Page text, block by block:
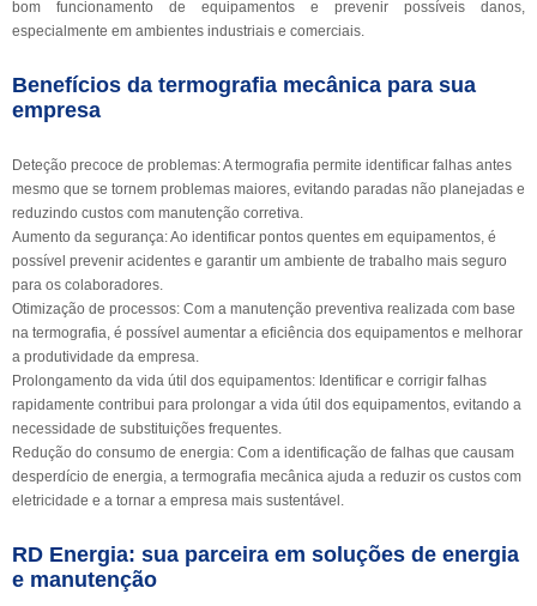
bom funcionamento de equipamentos e prevenir possíveis danos,
especialmente em ambientes industriais e comerciais.
Benefícios da termografia mecânica para sua
empresa
Deteção precoce de problemas: A termografia permite identificar falhas antes
mesmo que se tornem problemas maiores, evitando paradas não planejadas e
reduzindo custos com manutenção corretiva.
Aumento da segurança: Ao identificar pontos quentes em equipamentos, é
possível prevenir acidentes e garantir um ambiente de trabalho mais seguro
para os colaboradores.
Otimização de processos: Com a manutenção preventiva realizada com base
na termografia, é possível aumentar a eficiência dos equipamentos e melhorar
a produtividade da empresa.
Prolongamento da vida útil dos equipamentos: Identificar e corrigir falhas
rapidamente contribui para prolongar a vida útil dos equipamentos, evitando a
necessidade de substituições frequentes.
Redução do consumo de energia: Com a identificação de falhas que causam
desperdício de energia, a termografia mecânica ajuda a reduzir os custos com
eletricidade e a tornar a empresa mais sustentável.
RD Energia: sua parceira em soluções de energia
e manutenção